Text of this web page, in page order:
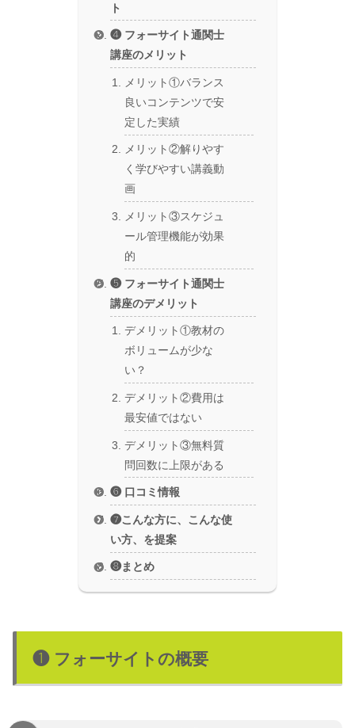
ト
❹ フォーサイト通関士
講座のメリット
メリット①バランス
良いコンテンツで安
定した実績
メリット②解りやす
く学びやすい講義動
画
メリット③スケジュ
ール管理機能が効果
的
❺ フォーサイト通関士
講座のデメリット
デメリット①教材の
ボリュームが少な
い？
デメリット②費用は
最安値ではない
デメリット③無料質
問回数に上限がある
❻ 口コミ情報
❼こんな方に、こんな使
い方、を提案
❽まとめ
❶ フォーサイトの概要